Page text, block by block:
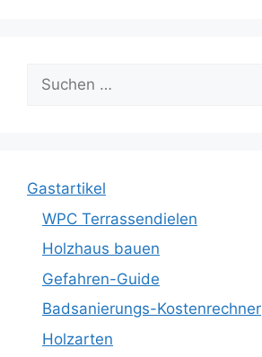
Suche
nach:
Gastartikel
WPC Terrassendielen
Holzhaus bauen
Gefahren-Guide
Badsanierungs-Kostenrechner
Holzarten